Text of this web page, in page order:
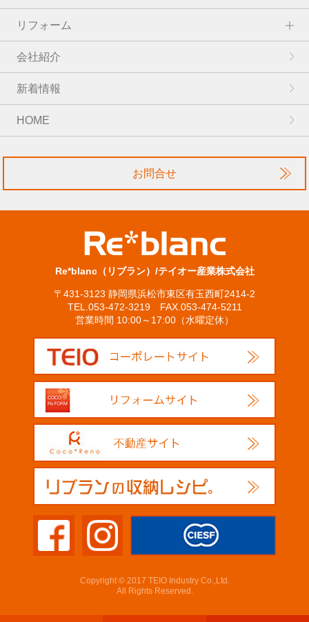
リフォーム
会社紹介
新着情報
HOME
お問合せ
Re*blanc（リブラン）/テイオー産業株式会社
〒431-3123 静岡県浜松市東区有玉西町2414-2
TEL.053-472-3219 FAX.053-474-5211
営業時間 10:00～17:00（水曜定休）
Copyright © 2017 TEIO Industry Co.,Ltd.
All Rights Reserved.